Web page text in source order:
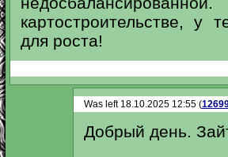
картостроительстве, у
для роста!
Was left 18.10.2025 12:55 (
Добрый день.